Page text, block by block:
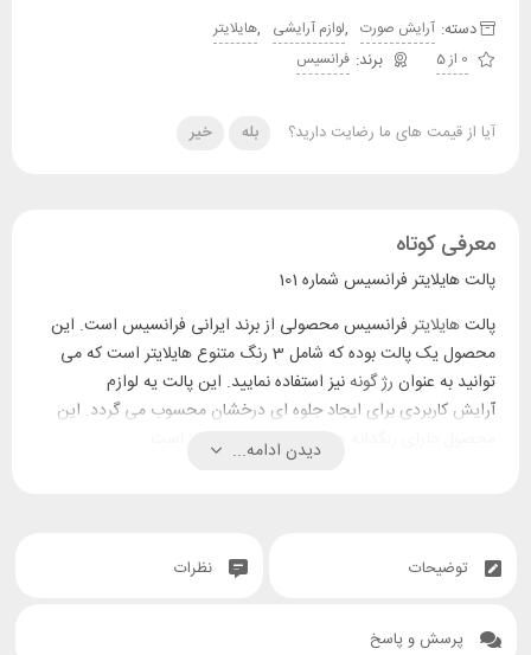
دسته: آرایش صورت ,لوازم آرایشی ,هایلایتر
0 از 5
فرانسیس
آیا از قیمت های ما رضایت دارید؟ بله خیر
معرفی کوتاه
پالت هايلايتر فرانسيس شماره 101
پالتهایلایترفرانسیس محصولی از برند ایرانی فرانسیس است. این
محصول یک پالت بوده که شامل 3 رنگ متنوع هایلایتر است که می
توانید به عنوان رژ گونهنیز استفاده نمایید. این پالت یه لوازم
آرایش کاربردی برای ایجاد جلوه ای درخشان محسوب می گردد. این
محصول دارای رنگدانه های غلیظ با پوششی بالا است.
دیدن ادامه...
توضیحات نظرات
پرسش و پاسخ